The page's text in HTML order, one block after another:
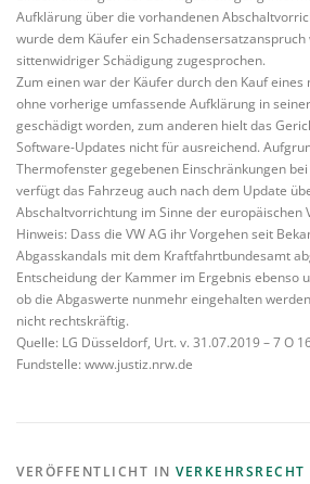
Aufklärung über die vorhandenen
wurde dem Käufer ein
sittenwidriger Schädigung zugesprochen.
Zum einen war der Käufer durch den Kauf eines
ohne vorherige umfassende Aufklärung in
geschädigt worden, zum anderen hielt das
Software-Updates nicht für ausreichend.
Thermofenster gegebenen Einschränkungen
verfügt das Fahrzeug auch nach dem Update
Abschaltvorrichtung im Sinne der europäischen
Hinweis: Dass die VW AG ihr Vorgehen seit
Abgasskandals mit dem Kraftfahrtbundesamt
Entscheidung der Kammer im Ergebnis ebenso
ob die Abgaswerte nunmehr eingehalten
nicht rechtskräftig.
Quelle: LG Düsseldorf, Urt. v. 31.07.2019 – 7 O
Fundstelle: www.justiz.nrw.de
VERÖFFENTLICHT IN VERKEHRSRECHT